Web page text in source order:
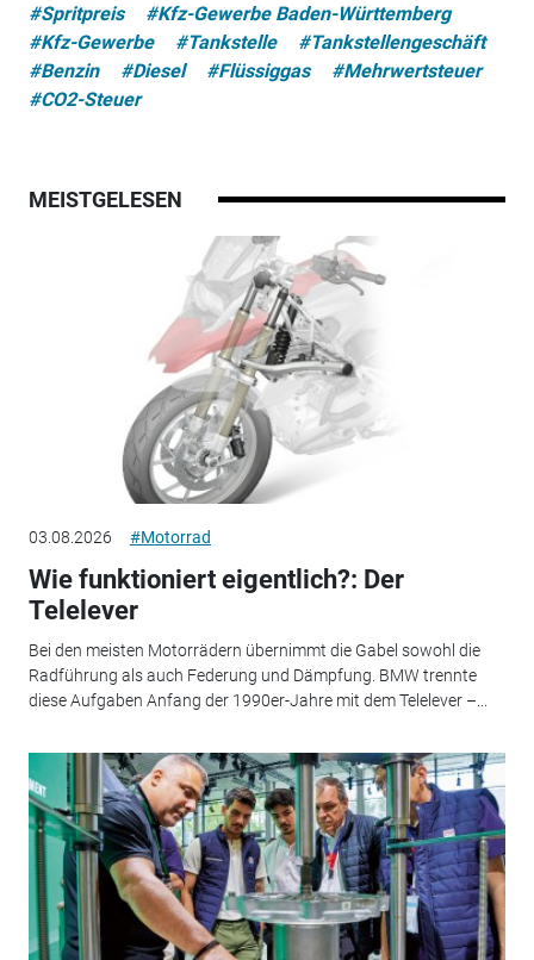
#Spritpreis
#Kfz-Gewerbe Baden-Württemberg
#Kfz-Gewerbe
#Tankstelle
#Tankstellengeschäft
#Benzin
#Diesel #Flüssiggas
#Mehrwertsteuer
#CO2-Steuer
MEISTGELESEN
03.08.2026 #Motorrad
Wie funktioniert eigentlich?: Der
Telelever
Bei den meisten Motorrädern übernimmt die Gabel sowohl die
Radführung als auch Federung und Dämpfung. BMW trennte
diese Aufgaben Anfang der 1990er-Jahre mit dem Telelever –...